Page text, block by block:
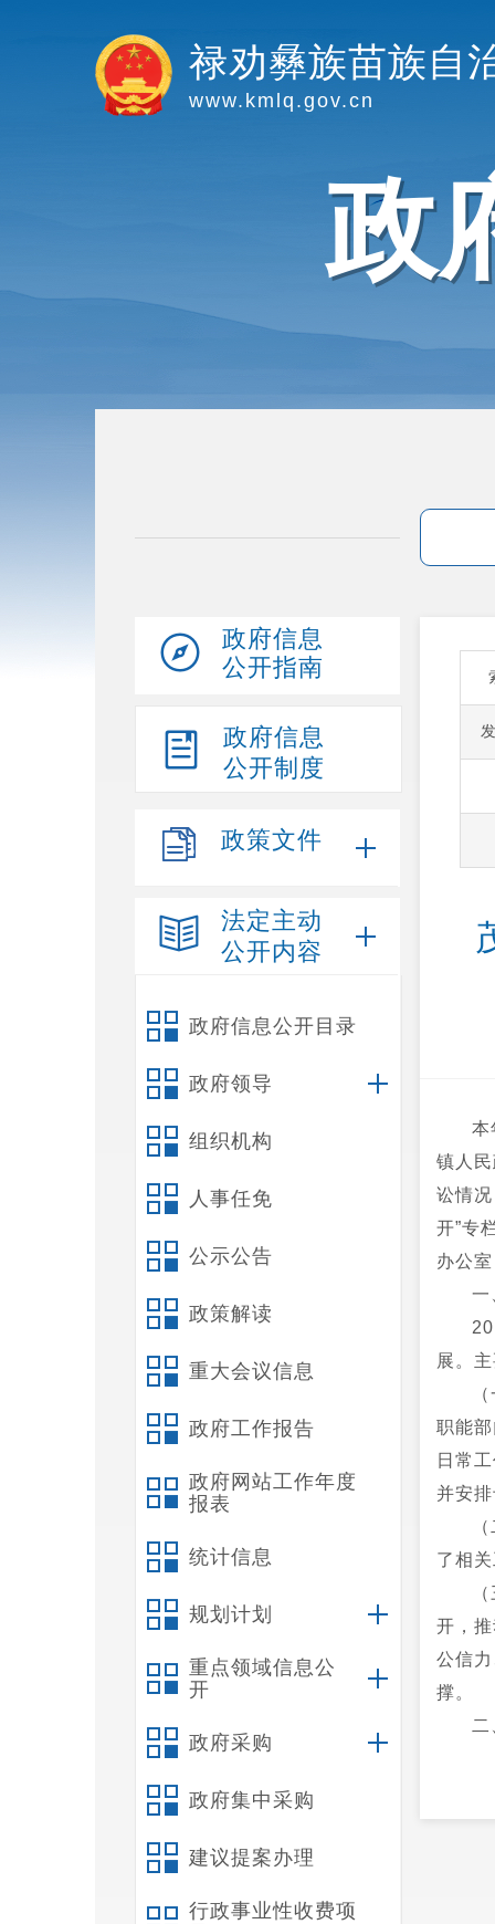
禄劝彝族苗族自
www.kmlq.gov.cn
政
政府信息
公开指南
政府信息
公开制度
政策文件
法定主动
公开内容
政府信息公开目录
政府领导
组织机构
人事任免
公示公告
政策解读
重大会议信息
政府工作报告
政府网站工作年度
报表
统计信息
规划计划
重点领域信息公
开
政府采购
政府集中采购
建议提案办理
行政事业性收费项
本
镇人
讼情
开”专
办公
一
展。
职能
日常
并安
了相
开，
公信
撑。